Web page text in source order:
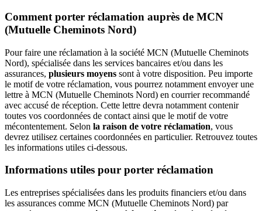
Comment porter réclamation auprès de MCN
(Mutuelle Cheminots Nord)
Pour faire une réclamation à la société MCN (Mutuelle Cheminots
Nord), spécialisée dans les services bancaires et/ou dans les
assurances, plusieurs moyens sont à votre disposition. Peu importe
le motif de votre réclamation, vous pourrez notamment envoyer une
lettre à MCN (Mutuelle Cheminots Nord) en courrier recommandé
avec accusé de réception. Cette lettre devra notamment contenir
toutes vos coordonnées de contact ainsi que le motif de votre
mécontentement. Selon la raison de votre réclamation, vous
devrez utilisez certaines coordonnées en particulier. Retrouvez toutes
les informations utiles ci-dessous.
Informations utiles pour porter réclamation
Les entreprises spécialisées dans les produits financiers et/ou dans
les assurances comme MCN (Mutuelle Cheminots Nord) par